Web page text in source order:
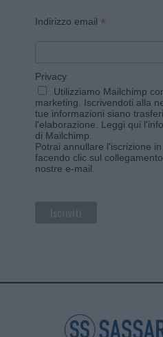
Indirizzo email *
Privacy
Utilizziamo Mailchimp
marketing. Iscrivendoti alla
tue informazioni siano
l'elaborazione. Leggi qui
di Mailchimp
Potrai annullare l'iscrizione
facendo clic sul
nostre e-mail.